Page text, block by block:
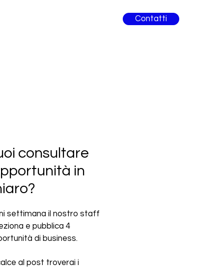
Contatti
consultare
in
settimana il nostro staff
e pubblica 4
di business.
al post troverai i